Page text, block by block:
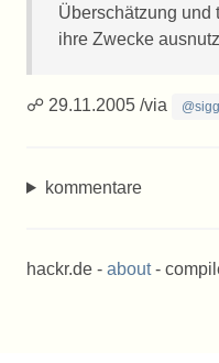
Überschätzung und
ihre Zwecke
☍ 29.11.2005 /via
kommentare
hackr.de - about-